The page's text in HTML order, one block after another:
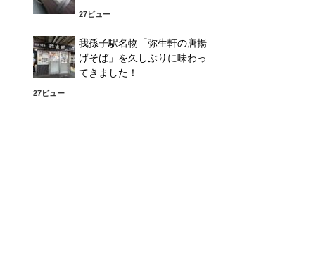
27ビュー
我孫子駅名物「弥生軒の唐揚
げそば」を久しぶりに味わっ
てきました！
27ビュー